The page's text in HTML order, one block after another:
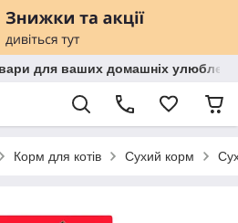
для ваших домашніх
Корм для котів Сухий корм